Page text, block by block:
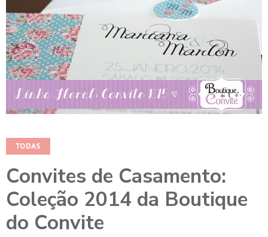
TODAS
Convites de Casamento:
Coleção 2014 da Boutique
do Convite